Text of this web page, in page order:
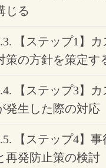
じる
【ステップ1】
策の方針を策定す
【ステップ3】
発生した際の対応
【ステップ4】
再発防止策の検討